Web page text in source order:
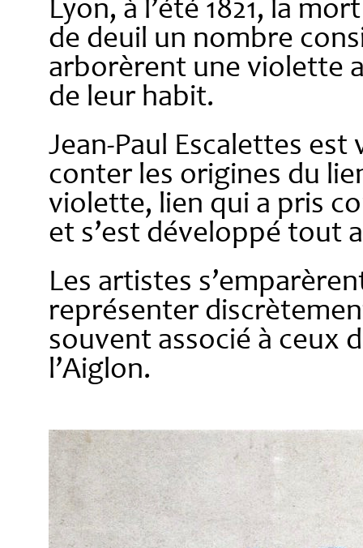
Lyon, à l’été 1821, la
de deuil un nombre
arborèrent une violette
de leur habit.
Jean-Paul Escalettes
conter les origines du
violette, lien qui a pris
et s’est développé tout
Les artistes
représenter
souvent associé à ceux
l’Aiglon.